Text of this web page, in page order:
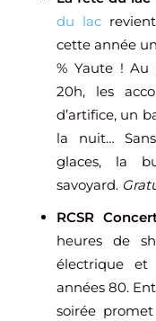
du lac
cette année
% Yaute ! Au
20h, les
d’artifice, un
la nuit…
glaces, la
savoyard.
RCSR
heures de
électrique et
années 80.
soirée